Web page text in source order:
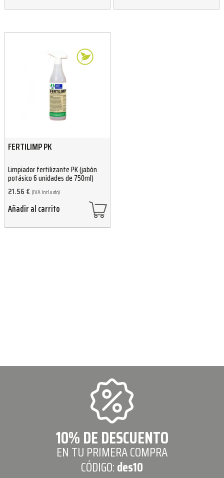
FERTILIMP PK
Limpiador fertilizante PK (jabón
potásico 6 unidades de 750ml)
21.56 € (IVA Incluido)
Añadir al carrito
10% DE DESCUENTO
EN TU PRIMERA COMPRA
CÓDIGO:des10